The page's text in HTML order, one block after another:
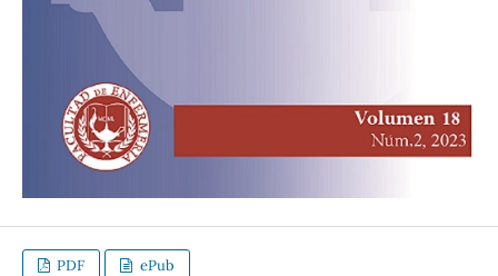
PDF ePub